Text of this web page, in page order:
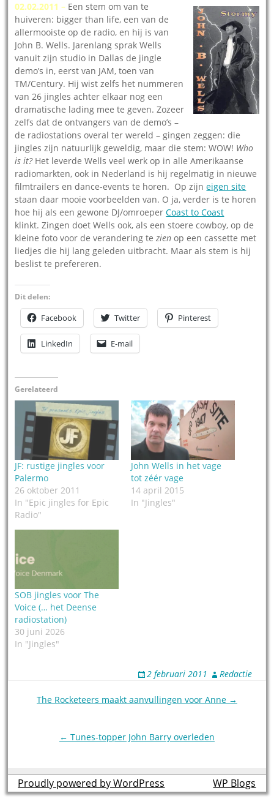
02.02.2011 – Een stem om van te
huiveren: bigger than life, een van de
allermooiste op de radio, en hij is van
John B. Wells. Jarenlang sprak Wells
vanuit zijn studio in Dallas de jingle
demo’s in, eerst van JAM, toen van
TM/Century. Hij wist zelfs het nummeren
van 26 jingles achter elkaar nog een
dramatische lading mee te geven. Zozeer
zelfs dat de ontvangers van de demo’s –
de radiostations overal ter wereld – gingen zeggen: die
jingles zijn natuurlijk geweldig, maar die stem: WOW! Who
is it?Het leverde Wells veel werk op in alle Amerikaanse
radiomarkten, ook in Nederland is hij regelmatig in nieuwe
filmtrailers en dance-events te horen. Op zijneigen site
staan daar mooie voorbeelden van. O ja, verder is te horen
hoe hij als een gewone DJ/omroeperCoast to Coast
klinkt. Zingen doet Wells ook, als een stoere cowboy, op de
kleine foto voor de verandering te zienop een cassette met
liedjes die hij lang geleden uitbracht. Maar als stem is hij
beslist te prefereren.
Dit delen:
Facebook Twitter Pinterest
LinkedIn E-mail
Gerelateerd
JF: rustige jingles voor
Palermo
26 oktober 2011
In "Epic jingles for Epic
Radio"
John Wells in het vage
tot zéér vage
14 april 2015
In "Jingles"
SOB jingles voor The
Voice (… het Deense
radiostation)
30 juni 2026
In "Jingles"
2 februari 2011 Redactie
PostThe Rocketeers maakt aanvullingen voor Anne →
← Tunes-topper John Barry overleden
Proudly powered by WordPress theme byWP Blogs